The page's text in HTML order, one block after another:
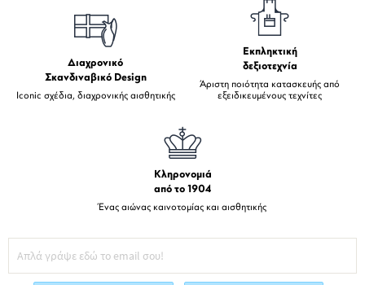
Διαχρονικό
Σκανδιναβικό Design
Iconic σχέδια, διαχρονικής αισθητικής
Εκπληκτική
δεξιοτεχνία
Άριστη ποιότητα κατασκευής από
εξειδικευμένους τεχνίτες
Κληρονομιά
από το 1904
Ένας αιώνας καινοτομίας και αισθητικής